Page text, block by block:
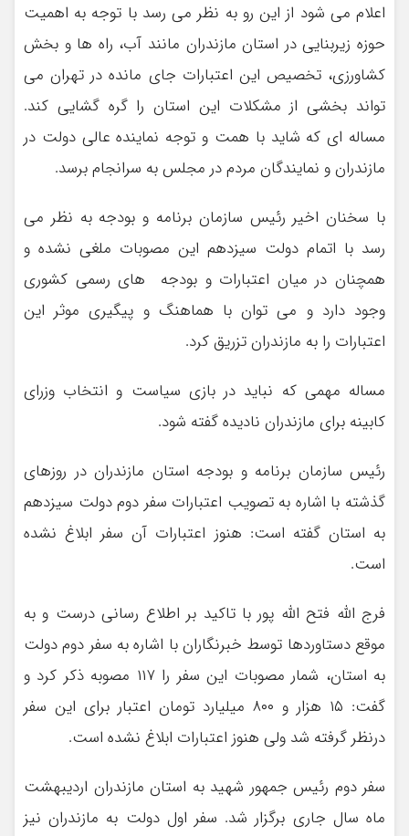
اعلام می شود از این رو به نظر می رسد با توجه به اهمیت
حوزه زیربنایی در استان مازندران مانند آب، راه ها و بخش
کشاورزی، تخصیص این اعتبارات جای مانده در تهران می
تواند بخشی از مشکلات این استان را گره گشایی کند.
مساله ای که شاید با همت و توجه نماینده عالی دولت در
مازندران و نمایندگان مردم در مجلس به سرانجام برسد.
با سخنان اخیر رئیس سازمان برنامه و بودجه به نظر می
رسد با اتمام دولت سیزدهم این مصوبات ملغی نشده و
همچنان در میان اعتبارات و بودجه های رسمی کشوری
وجود دارد و می توان با هماهنگ و پیگیری موثر این
اعتبارات را به مازندران تزریق کرد.
مساله مهمی که نباید در بازی سیاست و انتخاب وزرای
کابینه برای مازندران نادیده گفته شود.
رئیس سازمان برنامه و بودجه استان مازندران در روزهای
گذشته با اشاره به تصویب اعتبارات سفر دوم دولت سیزدهم
به استان گفته است: هنوز اعتبارات آن سفر ابلاغ نشده
است.
فرج الله فتح الله پور با تاکید بر اطلاع رسانی درست و به
موقع دستاوردها توسط خبرنگاران با اشاره به سفر دوم دولت
به استان، شمار مصوبات این سفر را ۱۱۷ مصوبه ذکر کرد و
گفت: ۱۵ هزار و ۸۰۰ میلیارد تومان اعتبار برای این سفر
درنظر گرفته شد ولی هنوز اعتبارات ابلاغ نشده است.
سفر دوم رئیس جمهور شهید به استان مازندران اردیبهشت
ماه سال جاری برگزار شد. سفر اول دولت به مازندران نیز